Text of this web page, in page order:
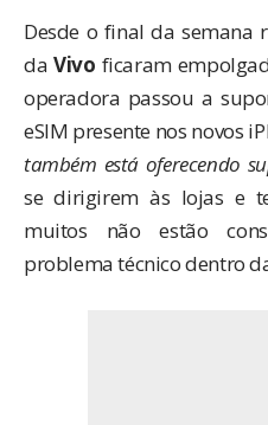
Desde o final da semana
daVivo ficaram
operadora passou a
eSIM presente nos novos
também está oferecendo
se dirigirem às lojas e
muitos não estão
problema técnico dentro